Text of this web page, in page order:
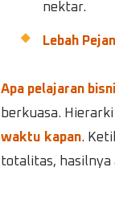
nektar.
Lebah
Apa pelajaran
berkuasa.
waktu kapan.
totalitas, hasilnya